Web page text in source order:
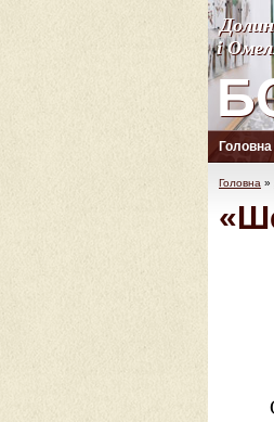
і
і
Головна
Головна »